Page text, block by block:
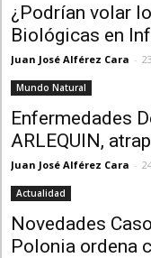
¿Podrían volar
Biológicas en
Juan José Alférez Cara -
Mundo Natural
Enfermedades
ARLEQUIN,
Juan José Alférez Cara -
Actualidad
Novedades
Polonia ordena